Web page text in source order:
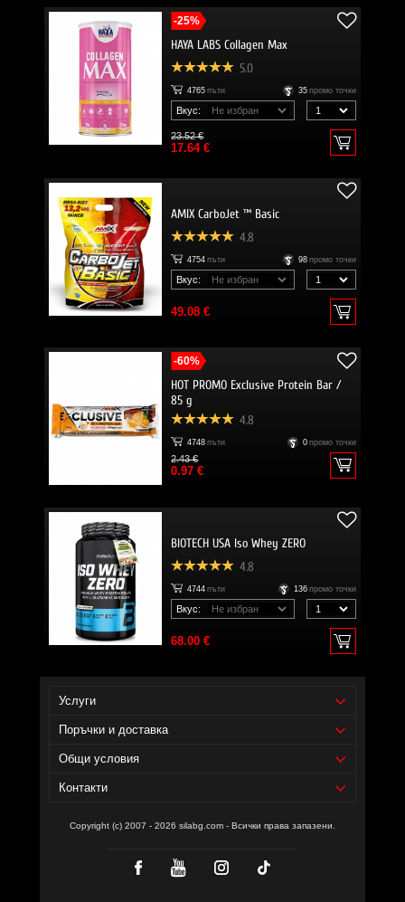
-25%
HAYA LABS Collagen Max
5.0
4765 пъти 35 промо точки
Вкус:
23.52 €
17.64 €
AMIX CarboJet ™ Basic
4.8
4754 пъти 98 промо точки
Вкус:
49.08 €
-60%
HOT PROMO Exclusive Protein Bar /
85 g
4.8
4748 пъти 0 промо точки
2.43 €
0.97 €
BIOTECH USA Iso Whey ZERO
4.8
4744 пъти 136 промо точки
Вкус:
68.00 €
Услуги
Поръчки и доставка
Общи условия
Контакти
Copyright (c) 2007 - 2026 silabg.com - Всички права запазени.